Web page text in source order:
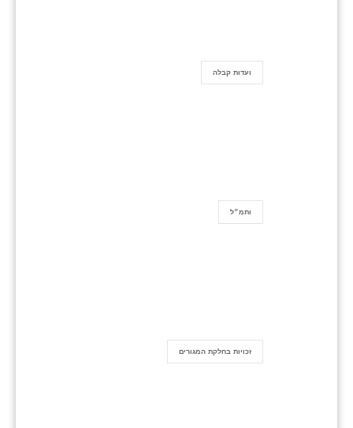
ועדות קבלה
ותמ״ל
זכויות בחלקת המגורים